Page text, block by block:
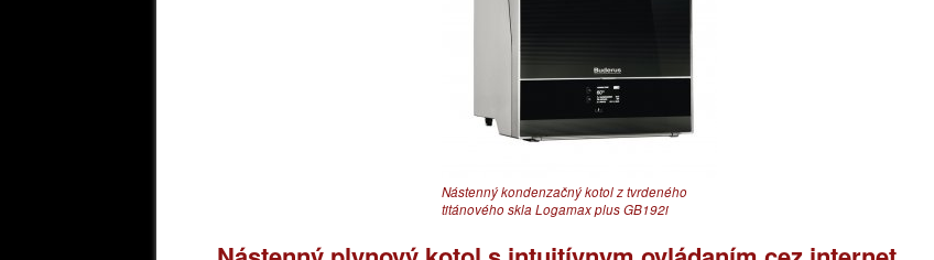
Nástenný kondenzačný kotol z tvrdeného
titánového skla Logamax plus GB192i